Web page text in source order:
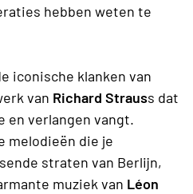
hebben weten te
iconische klanken van
van Richard Strauss dat
en verlangen vangt.
melodieën die je
straten van Berlijn,
muziek van Léon